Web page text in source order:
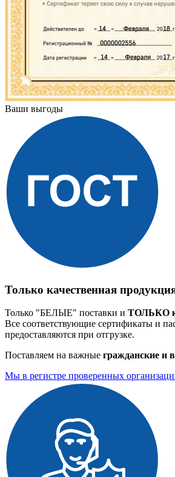
Ваши выгоды
Только качественная
Только "БЕЛЫЕ" поставки и ТОЛЬКО
Все соответствующие сертификаты и
предоставляются при отгрузке.
Поставляем на важные гражданские и
Мы в регистре проверенных